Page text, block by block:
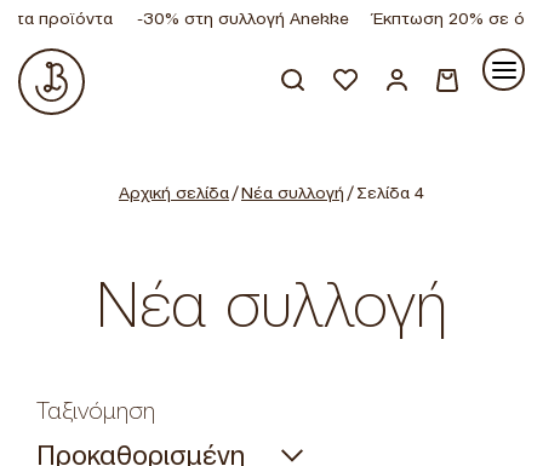
προϊόντα -30% στη συλλογή Anekke Έκπτωση 20% σε όλα
Αρχική σελίδα/Νέα συλλογή / Σελίδα 4
Νέα συλλογή
Ταξινόμηση